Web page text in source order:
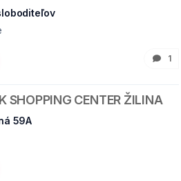
1
SHOPPING CENTER ŽILINA
59A